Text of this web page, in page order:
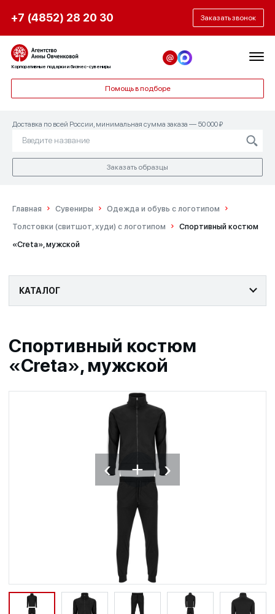
+7 (4852) 28 20 30 Заказать звонок
Корпоративные подарки и бизнес-сувениры
Помощь в подборе
Доставка по всей России, минимальная сумма заказа — 50 000 ₽
Заказать образцы
Главная Сувениры
Одежда и обувь с логотипом
Толстовки (свитшот, худи) с логотипом
Спортивный костюм
«Creta», мужской
КАТАЛОГ
Спортивный костюм
«Creta», мужской
‹ + ›